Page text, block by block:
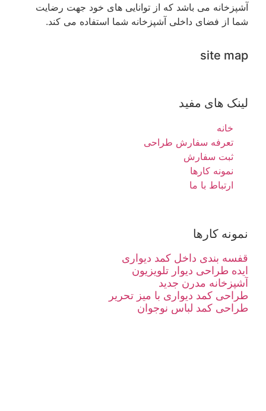
آشپزخانه می باشد که از توانایی های خود جهت رضایت
شما از فضای داخلی آشپزخانه شما استفاده می کند.
site map
لینک های مفید
خانه
تعرفه سفارش طراحی
ثبت سفارش
نمونه کارها
ارتباط با ما
نمونه کارها
قفسه بندی داخل کمد دیواری
ایده طراحی دیوار تلویزیون
آشپزخانه مدرن جدید
طراحی کمد دیواری با میز تحریر
طراحی کمد لباس نوجوان